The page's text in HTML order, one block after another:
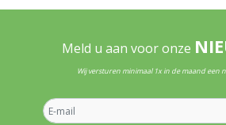
Meld u aan voor onze
Wij versturen minimaal 1x in de maand een